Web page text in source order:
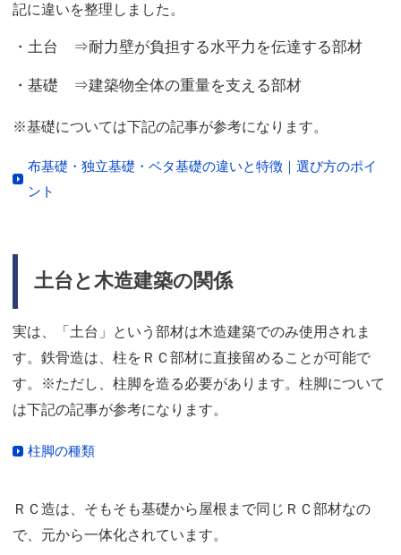
記に違いを整理しました。
・土台 ⇒耐力壁が負担する水平力を伝達する部材
・基礎 ⇒建築物全体の重量を支える部材
※基礎については下記の記事が参考になります。
布基礎・独立基礎・ベタ基礎の違いと特徴｜選び方のポイ
ント
土台と木造建築の関係
実は、「土台」という部材は木造建築でのみ使用されま
す。鉄骨造は、柱をＲＣ部材に直接留めることが可能で
す。※ただし、柱脚を造る必要があります。柱脚について
は下記の記事が参考になります。
柱脚の種類
ＲＣ造は、そもそも基礎から屋根まで同じＲＣ部材なの
で、元から一体化されています。